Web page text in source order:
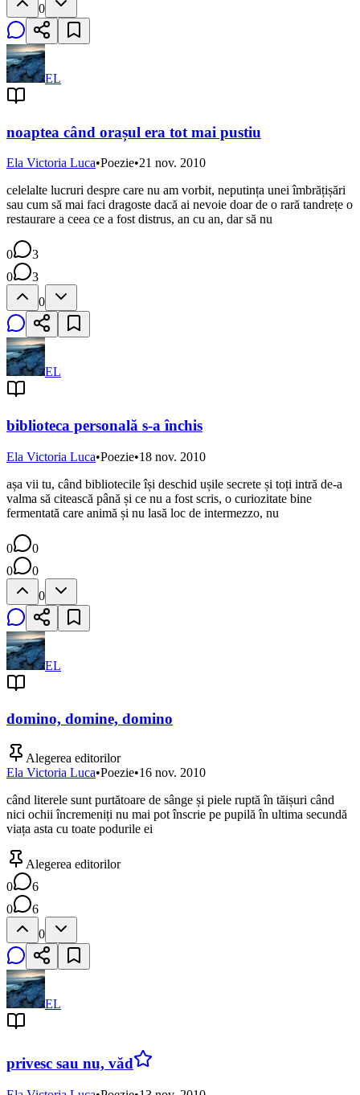
0
EL
noaptea când orașul era tot mai pustiu
Ela Victoria Luca•Poezie•21 nov. 2010
celelalte lucruri despre care nu am vorbit, neputința unei îmbrățișări
sau cum să mai faci dragoste dacă ai nevoie doar de o rară tandrețe o
restaurare a ceea ce a fost distrus, an cu an, dar să nu
0
3
0
3
0
EL
biblioteca personală s-a închis
Ela Victoria Luca•Poezie•18 nov. 2010
așa vii tu, când bibliotecile își deschid ușile secrete și toți intră de-a
valma să citească până și ce nu a fost scris, o curiozitate bine
fermentată care animă și nu lasă loc de intermezzo, nu
0
0
0
0
0
EL
domino, domine, domino
Alegerea editorilor
Ela Victoria Luca•Poezie•16 nov. 2010
când literele sunt purtătoare de sânge și piele ruptă în tăișuri când
nici ochii încremeniți nu mai pot înscrie pe pupilă în ultima secundă
viața asta cu toate podurile ei
Alegerea editorilor
0
6
0
6
0
EL
privesc sau nu, văd